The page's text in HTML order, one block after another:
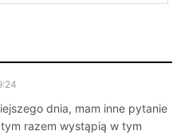
dnia, mam inne pytanie
razem wystąpią w tym